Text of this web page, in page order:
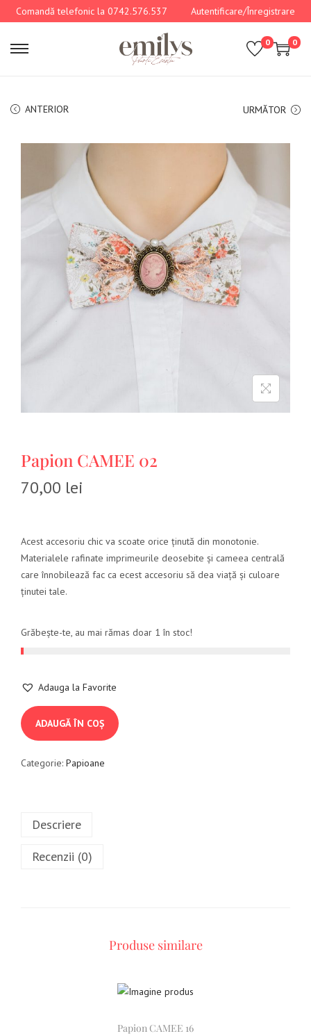
Comandă telefonic la 0742.576.537 Autentificare/Înregistrare
0 0
ANTERIOR URMĂTOR
Papion CAMEE 02
70,00 lei
Acest accesoriu chic va scoate orice ținută din monotonie.
Materialele rafinate imprimeurile deosebite și cameea centrală
care înnobilează fac ca ecest accesoriu să dea viață și culoare
ținutei tale.
Grăbește-te, au mai rămas doar 1 în stoc!
Adauga la Favorite
ADAUGĂ ÎN COȘ
Categorie: Papioane
Descriere
Recenzii (0)
Produse similare
Papion CAMEE 16